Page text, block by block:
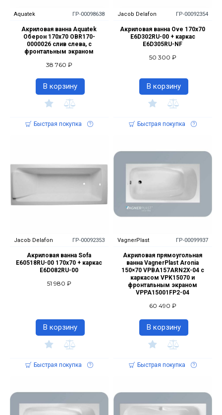
Aquatek ГР-00098638
Акриловая ванна Aquatek
Оберон 170x70 OBR170-
0000026 слив слева, с
фронтальным экраном
38 760 ₽
В корзину
Быстрая покупка
Jacob Delafon ГР-00092354
Акриловая ванна Ove 170x70
E6D302RU-00 + каркас
E6D305RU-NF
50 300 ₽
В корзину
Быстрая покупка
Jacob Delafon ГР-00092353
Акриловая ванна Sofa
E60518RU-00 170x70 + каркас
E6D082RU-00
51 980 ₽
В корзину
Быстрая покупка
VagnerPlast ГР-00099937
Акриловая прямоугольная
ванна VagnerPlast Aronia
150×70 VPBA157ARN2X-04 с
каркасом VPK15070 и
фронтальным экраном
VPPA15001FP2-04
60 490 ₽
В корзину
Быстрая покупка